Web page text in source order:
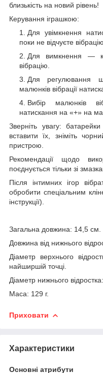
близькість на новий рівень!
Керування іграшкою:
Для увімкнення
поки не відчуєте вібрацію.
Для вимкнення —
вібрацію.
Для регулювання
малюнків вібрації
Вибір малюнків
натискання на «+» на
Зверніть увагу:
вставити їх, зніміть
пристрою.
Рекомендації щодо
поєднується тільки зі
Після інтимних ігор
обробити спеціальним
інструкції).
Загальна довжина: 14,5 см.
Довжина від нижнього
Діаметр верхнього
найширшій точці.
Діаметр нижнього
Маса: 129 г.
Приховати
Характеристики
Основні атрибути